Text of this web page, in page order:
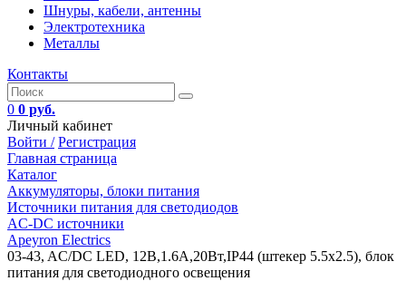
Шнуры, кабели, антенны
Электротехника
Металлы
Контакты
0 0 руб.
Личный кабинет
Войти / Регистрация
Главная страница
Каталог
Аккумуляторы, блоки питания
Источники питания для светодиодов
AC-DC источники
Apeyron Electrics
03-43, AC/DC LED, 12В,1.6A,20Вт,IP44 (штекер 5.5х2.5), блок
питания для светодиодного освещения